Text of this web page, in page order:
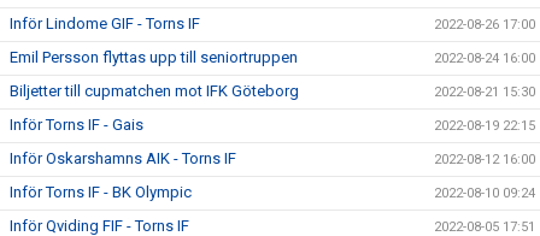
Inför Lindome GIF - Torns IF 2022-08-26 17:00
Emil Persson flyttas upp till seniortruppen 2022-08-24 16:00
Biljetter till cupmatchen mot IFK Göteborg 2022-08-21 15:30
Inför Torns IF - Gais 2022-08-19 22:15
Inför Oskarshamns AIK - Torns IF 2022-08-12 16:00
Inför Torns IF - BK Olympic 2022-08-10 09:24
Inför Qviding FIF - Torns IF 2022-08-05 17:51